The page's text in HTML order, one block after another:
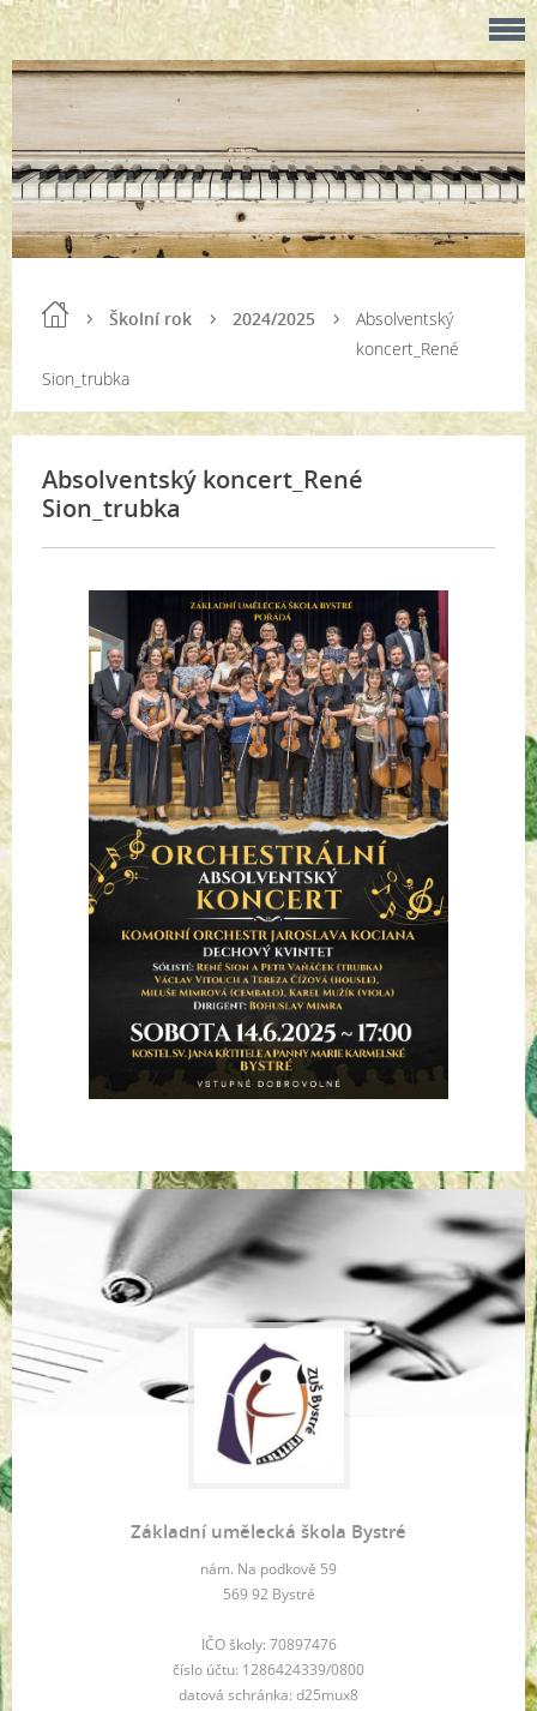
Školní rok 2024/2025
Absolventský
koncert_René
Sion_trubka
Absolventský koncert_René
Sion_trubka
Základní umělecká škola Bystré
nám. Na podkově 59
569 92 Bystré
IČO školy: 70897476
číslo účtu: 1286424339/0800
datová schránka: d25mux8